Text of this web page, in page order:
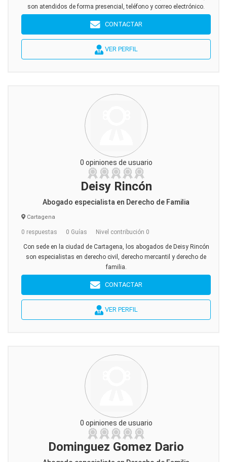
son atendidos de forma presencial, teléfono y correo electrónico.
CONTACTAR
VER PERFIL
0 opiniones de usuario
Deisy Rincón
Abogado especialista en Derecho de Familia
Cartagena
0 respuestas 0 Guías Nivel contribución 0
Con sede en la ciudad de Cartagena, los abogados de Deisy Rincón
son especialistas en derecho civil, derecho mercantil y derecho de
familia.
CONTACTAR
VER PERFIL
0 opiniones de usuario
Dominguez Gomez Dario